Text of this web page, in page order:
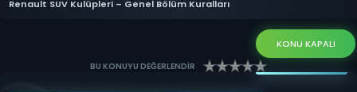
Renault SUV Kulüpleri – Genel Bölüm Kuralları
KONU KAPALI
BU KONUYU DEĞERLENDİR